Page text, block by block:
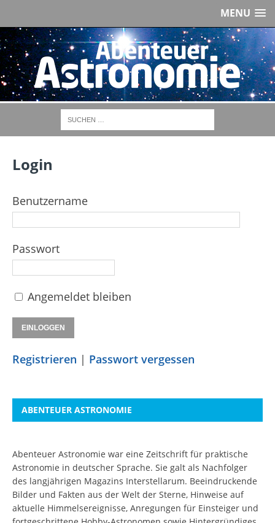
MENU
Login
Benutzername
Passwort
Angemeldet bleiben
Registrieren | Passwort vergessen
ABENTEUER ASTRONOMIE
Abenteuer Astronomie war eine Zeitschrift für praktische
Astronomie in deutscher Sprache. Sie galt als Nachfolger
des langjährigen Magazins Interstellarum. Beeindruckende
Bilder und Fakten aus der Welt der Sterne, Hinweise auf
aktuelle Himmelsereignisse, Anregungen für Einsteiger und